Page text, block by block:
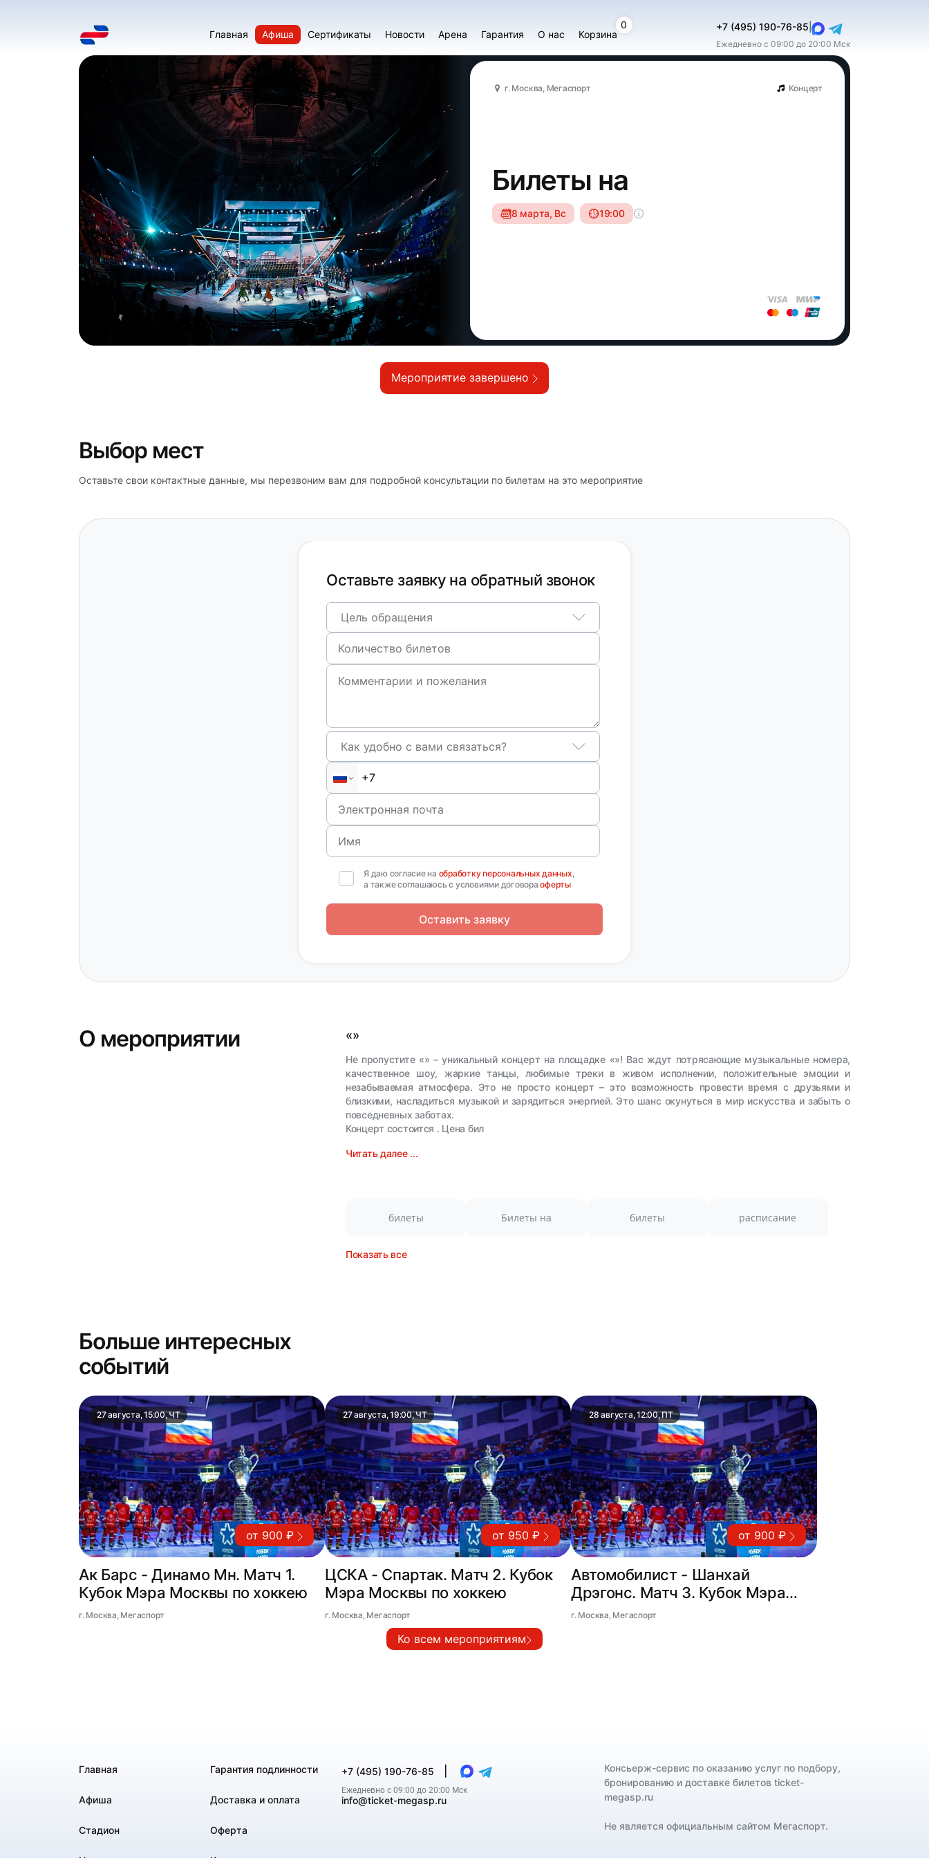
Главная Афиша Сертификаты Новости Арена Гарантия О нас Корзина
0 +7 (495) 190-76-85
Ежедневно с 09:00 до 20:00 Мск
г. Москва, Мегаспорт Концерт
Билеты на
8 марта, Вс 19:00
Мероприятие завершено
Выбор мест
Оставьте свои контактные данные, мы перезвоним вам для подробной консультации по билетам на это мероприятие
Оставьте заявку на обратный звонок
Цель обращения
Как удобно с вами связаться?
Я даю согласие на обработку персональных данных,
а также соглашаюсь с условиями договораоферты
Оставить заявку
О мероприятии «»
Не пропустите «» – уникальный концерт на площадке «»! Вас ждут потрясающие музыкальные номера,
качественное шоу, жаркие танцы, любимые треки в живом исполнении, положительные эмоции и
незабываемая атмосфера. Это не просто концерт – это возможность провести время с друзьями и
близкими, насладиться музыкой и зарядиться энергией. Это шанс окунуться в мир искусства и забыть о
повседневных заботах.
Концерт состоится . Цена бил
Читать далее ...
билеты Билеты на билеты расписание
Показать все
Больше интересных
событий
27 августа, 15:00, ЧТ
от 900 ₽
Ак Барс - Динамо Мн. Матч 1.
Кубок Мэра Москвы по хоккею
г. Москва, Мегаспорт
27 августа, 19:00, ЧТ
от 950 ₽
ЦСКА - Спартак. Матч 2. Кубок
Мэра Москвы по хоккею
г. Москва, Мегаспорт
28 августа, 12:00, ПТ
от 900 ₽
Автомобилист - Шанхай
Дрэгонс. Матч 3. Кубок Мэра
Москвы по хоккею
г. Москва, Мегаспорт
Ко всем мероприятиям
Главная
Афиша
Стадион
Гарантия подлинности
Доставка и оплата
Оферта
+7 (495) 190-76-85
Ежедневно с 09:00 до 20:00 Мск
info@ticket-megasp.ru
Консьерж-сервис по оказанию услуг по подбору,
бронированию и доставке билетов ticket-
megasp.ru
Не является официальным сайтом Мегаспорт.